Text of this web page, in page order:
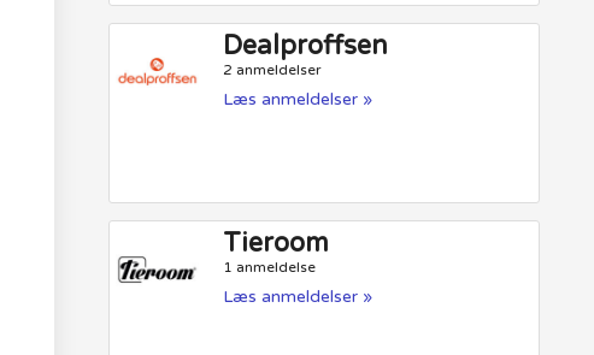
Dealproffsen
2 anmeldelser
Læs anmeldelser »
Tieroom
1 anmeldelse
Læs anmeldelser »